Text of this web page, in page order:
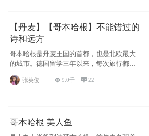
【丹麦】【哥本哈根】不能错过的
诗和远方
哥本哈根是丹麦王国的首都，也是北欧最大
的城市。德国留学三年以来，每次旅行都是
张英俊___ 9.0千 22
哥本哈根 美人鱼